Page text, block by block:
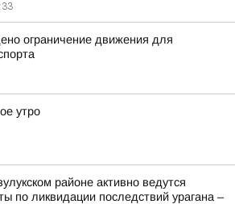
ограничение движения для
утро
районе активно ведутся
по ликвидации последствий урагана –